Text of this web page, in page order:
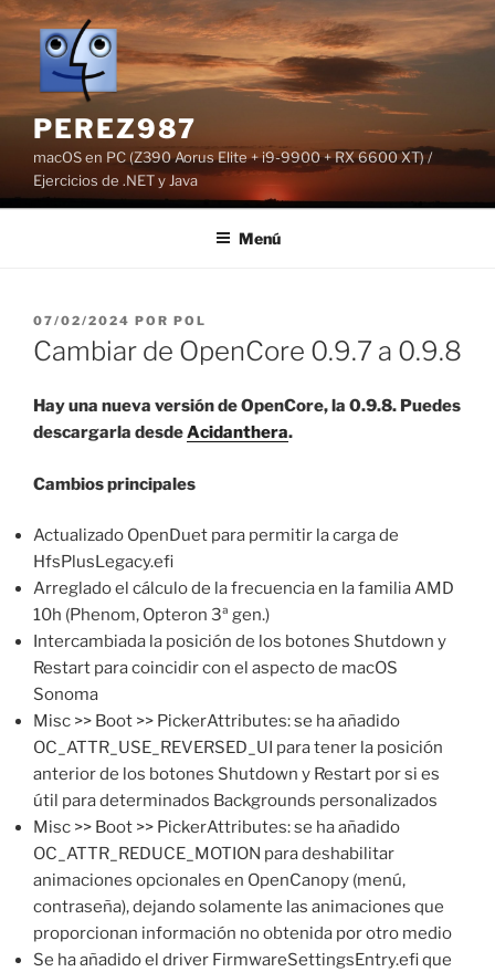
Saltar
contenido
PEREZ987
macOS en PC (Z390 Aorus Elite + i9-9900 + RX 6600 XT) /
Ejercicios de .NET y Java
Menú
PUBLICADO
EL
07/02/2024 POR POL
Cambiar de OpenCore 0.9.7 a 0.9.8
Hay una nueva versión de OpenCore, la 0.9.8. Puedes
descargarla desdeAcidanthera.
Cambios principales
Actualizado OpenDuet para permitir la carga de
HfsPlusLegacy.efi
Arreglado el cálculo de la frecuencia en la familia AMD
10h (Phenom, Opteron 3ª gen.)
Intercambiada la posición de los botones Shutdown y
Restart para coincidir con el aspecto de macOS
Sonoma
Misc >> Boot >> PickerAttributes: se ha añadido
OC_ATTR_USE_REVERSED_UI para tener la posición
anterior de los botones Shutdown y Restart por si es
útil para determinados Backgrounds personalizados
Misc >> Boot >> PickerAttributes: se ha añadido
OC_ATTR_REDUCE_MOTION para deshabilitar
animaciones opcionales en OpenCanopy (menú,
contraseña), dejando solamente las animaciones que
proporcionan información no obtenida por otro medio
Se ha añadido el driver FirmwareSettingsEntry.efi que